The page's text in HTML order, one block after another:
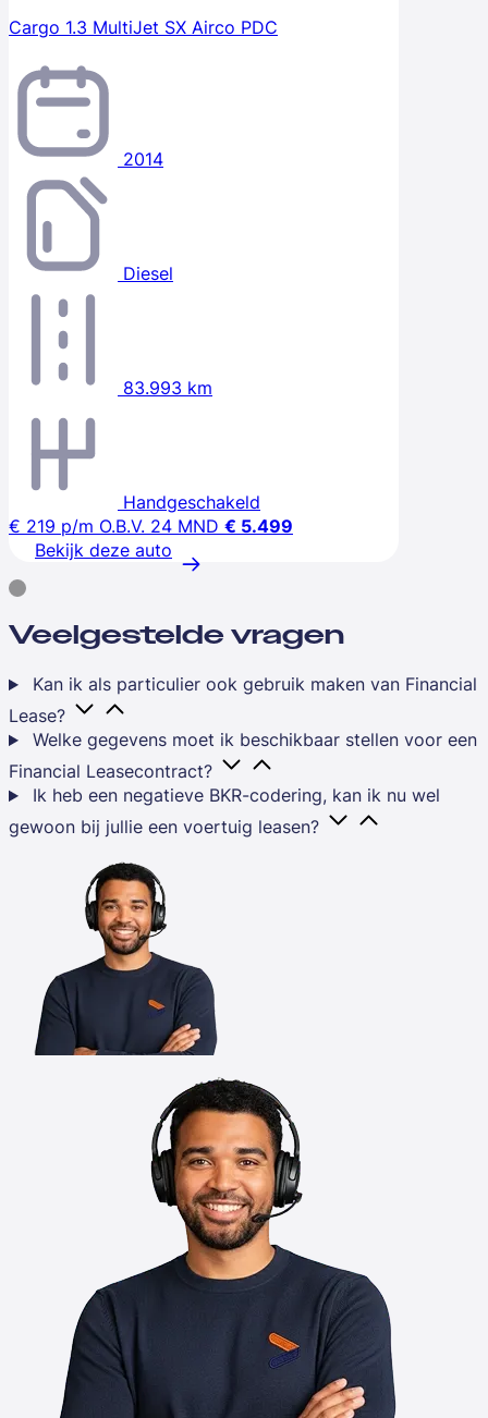
Cargo 1.3 MultiJet SX Airco PDC
2014
Diesel
83.993 km
Handgeschakeld
€ 219 p/m O.B.V. 24 MND € 5.499
Bekijk deze auto
Veelgestelde vragen
Kan ik als particulier ook gebruik maken van Financial
Lease?
Welke gegevens moet ik beschikbaar stellen voor een
Financial Leasecontract?
Ik heb een negatieve BKR-codering, kan ik nu wel
gewoon bij jullie een voertuig leasen?